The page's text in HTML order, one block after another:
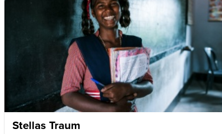
Stellas Traum